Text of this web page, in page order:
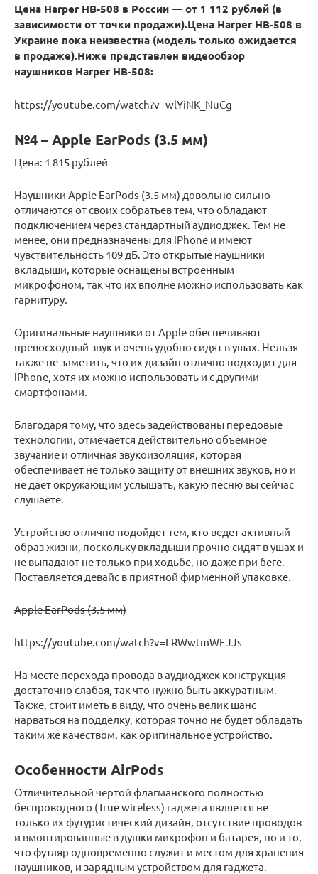
Цена Harper HB-508 в России — от 1 112 рублей (в
зависимости от точки продажи).Цена Harper HB-508 в
Украине пока неизвестна (модель только ожидается
в продаже).Ниже представлен видеообзор
наушников Harper HB-508:
https://youtube.com/watch?v=wlYiNK_NuCg
№4 – Apple EarPods (3.5 мм)
Цена: 1 815 рублей
Наушники Apple EarPods (3.5 мм) довольно сильно
отличаются от своих собратьев тем, что обладают
подключением через стандартный аудиоджек. Тем не
менее, они предназначены для iPhone и имеют
чувствительность 109 дБ. Это открытые наушники
вкладыши, которые оснащены встроенным
микрофоном, так что их вполне можно использовать как
гарнитуру.
Оригинальные наушники от Apple обеспечивают
превосходный звук и очень удобно сидят в ушах. Нельзя
также не заметить, что их дизайн отлично подходит для
iPhone, хотя их можно использовать и с другими
смартфонами.
Благодаря тому, что здесь задействованы передовые
технологии, отмечается действительно объемное
звучание и отличная звукоизоляция, которая
обеспечивает не только защиту от внешних звуков, но и
не дает окружающим услышать, какую песню вы сейчас
слушаете.
Устройство отлично подойдет тем, кто ведет активный
образ жизни, поскольку вкладыши прочно сидят в ушах и
не выпадают не только при ходьбе, но даже при беге.
Поставляется девайс в приятной фирменной упаковке.
Apple EarPods (3.5 мм)
https://youtube.com/watch?v=LRWwtmWEJJs
На месте перехода провода в аудиоджек конструкция
достаточно слабая, так что нужно быть аккуратным.
Также, стоит иметь в виду, что очень велик шанс
нарваться на подделку, которая точно не будет обладать
таким же качеством, как оригинальное устройство.
Особенности AirPods
Отличительной чертой флагманского полностью
беспроводного (True wireless) гаджета является не
только их футуристический дизайн, отсутствие проводов
и вмонтированные в душки микрофон и батарея, но и то,
что футляр одновременно служит и местом для хранения
наушников, и зарядным устройством для гаджета.